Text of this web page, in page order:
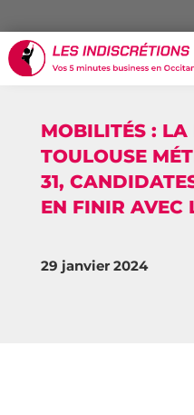
MOBILITÉS : LA
TOULOUSE
31,
EN FINIR AVEC
29 janvier 2024